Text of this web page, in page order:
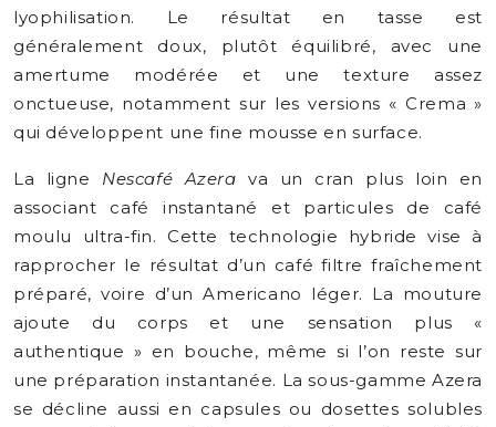
lyophilisation. Le résultat en tasse est
généralement doux, plutôt équilibré, avec une
amertume modérée et une texture assez
onctueuse, notamment sur les versions « Crema »
qui développent une fine mousse en surface.
La ligne Nescafé Azera va un cran plus loin en
associant café instantané et particules de café
moulu ultra-fin. Cette technologie hybride vise à
rapprocher le résultat d’un café filtre fraîchement
préparé, voire d’un Americano léger. La mouture
ajoute du corps et une sensation plus «
authentique » en bouche, même si l’on reste sur
une préparation instantanée. La sous-gamme Azera
se décline aussi en capsules ou dosettes solubles